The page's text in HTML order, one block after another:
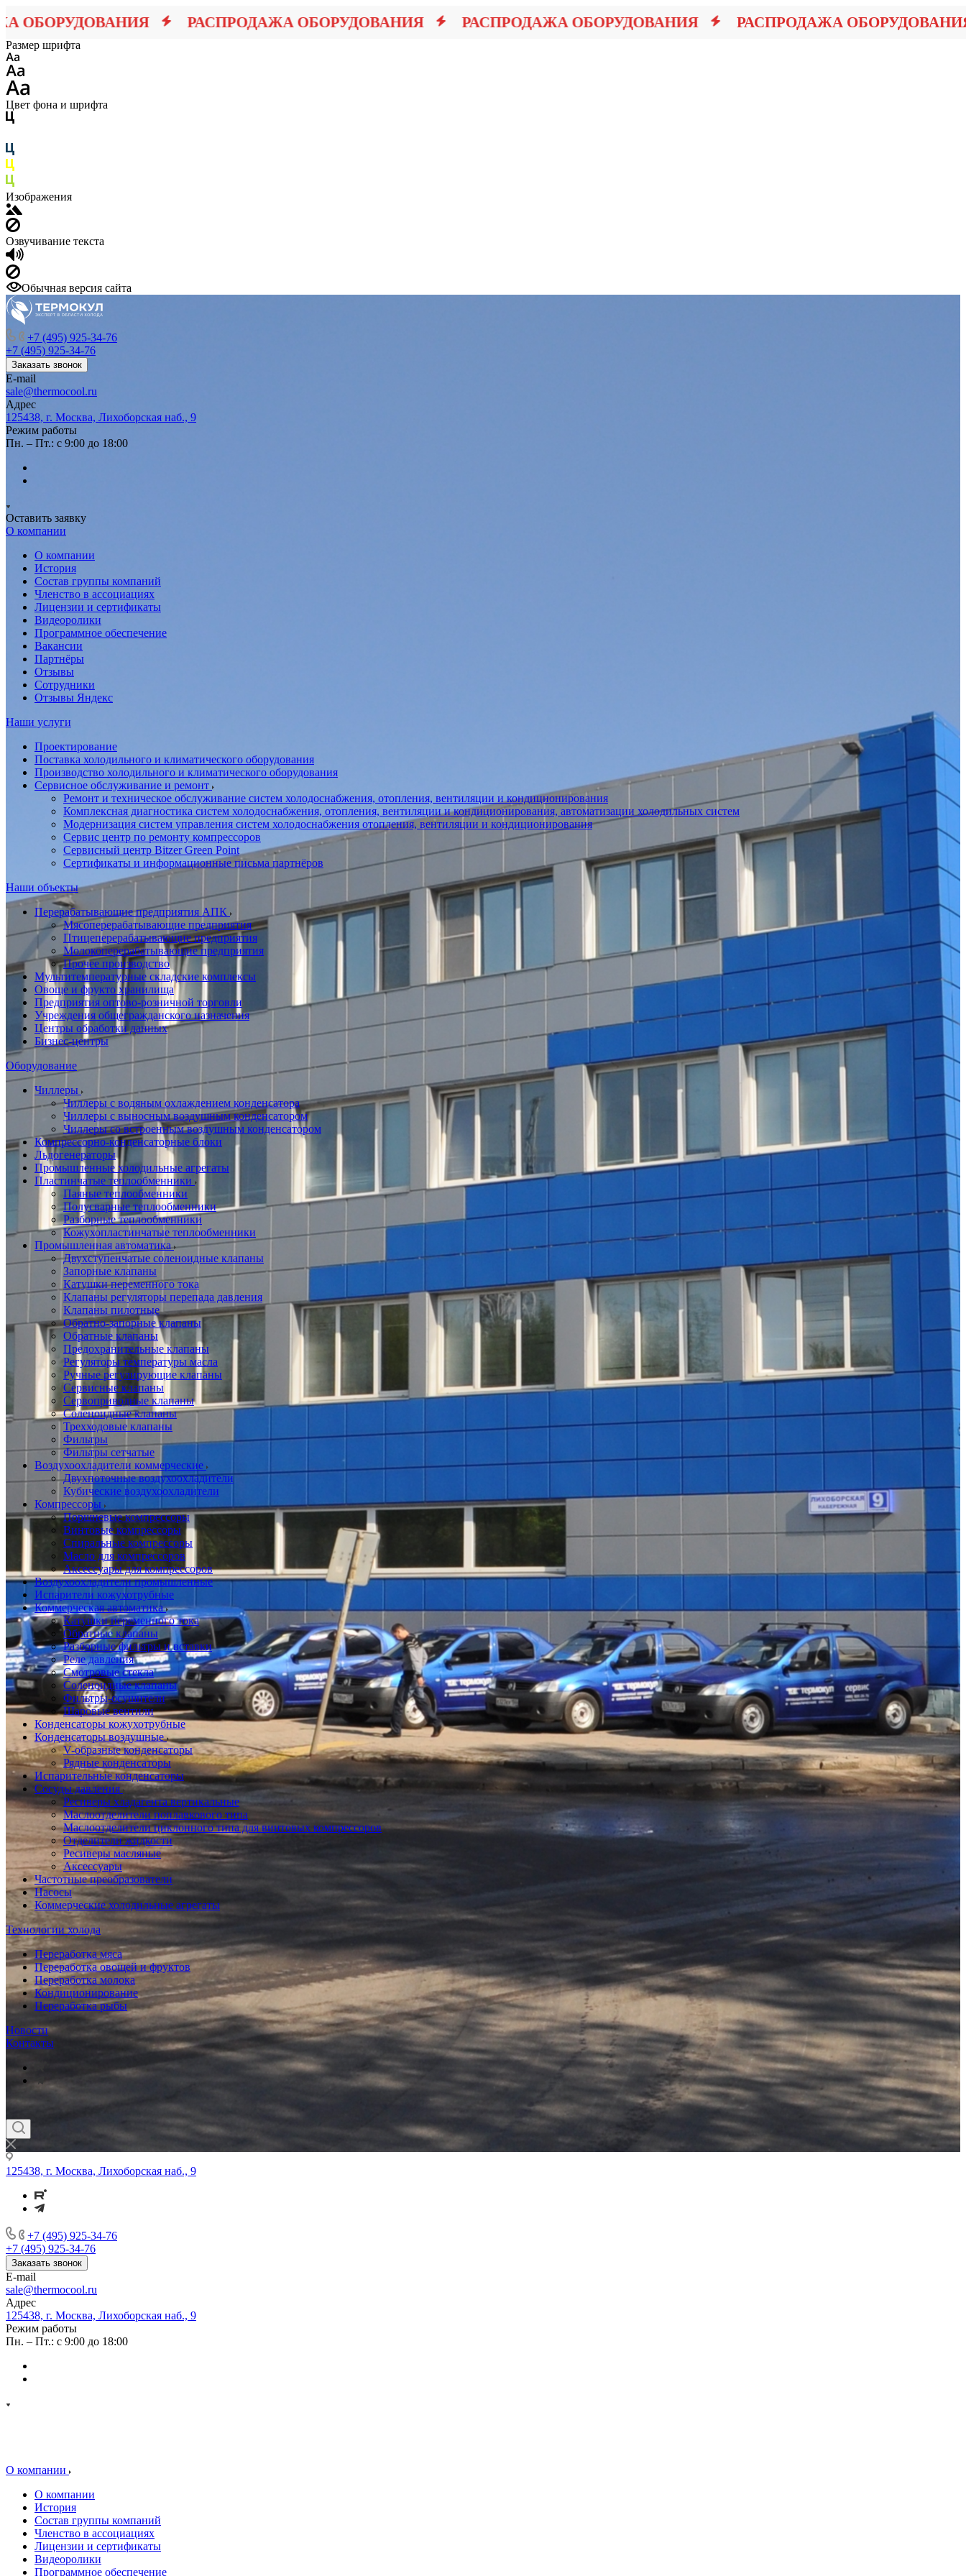
РАСПРОДАЖА ОБОРУДОВАНИЯ РАСПРОДАЖА ОБОРУДОВАНИЯ РАСПРОДАЖА ОБОРУДОВАНИЯ
Размер шрифта
Цвет фона и шрифта
Изображения
Озвучивание текста
Обычная версия сайта
+7 (495) 925-34-76
+7 (495) 925-34-76
Заказать звонок
E-mail
sale@thermocool.ru
Адрес
125438, г. Москва, Лихоборская наб., 9
Режим работы
Пн. – Пт.: с 9:00 до 18:00
Оставить заявку
О компании
О компании
История
Состав группы компаний
Членство в ассоциациях
Лицензии и сертификаты
Видеоролики
Программное обеспечение
Вакансии
Партнёры
Отзывы
Сотрудники
Отзывы Яндекс
Наши услуги
Проектирование
Поставка холодильного и климатического оборудования
Производство холодильного и климатического оборудования
Сервисное обслуживание и ремонт
Ремонт и техническое обслуживание систем холодоснабжения, отопления, вентиляции и кондиционирования
Комплексная диагностика систем холодоснабжения, отопления, вентиляции и кондиционирования, автоматизации холодильных систем
Модернизация систем управления систем холодоснабжения отопления, вентиляции и кондиционирования
Сервис центр по ремонту компрессоров
Сервисный центр Bitzer Green Point
Сертификаты и информационные письма партнёров
Наши объекты
Перерабатывающие предприятия АПК
Мясоперерабатывающие предприятия
Птицеперерабатывающие предприятия
Молокоперерабатывающие предприятия
Прочее производство
Мультитемпературные складские комплексы
Овоще и фрукто хранилища
Предприятия оптово-розничной торговли
Учреждения общегражданского назначения
Центры обработки данных
Бизнес-центры
Оборудование
Чиллеры
Чиллеры с водяным охлаждением конденсатора
Чиллеры с выносным воздушным конденсатором
Чиллеры со встроенным воздушным конденсатором
Компрессорно-конденсаторные блоки
Льдогенераторы
Промышленные холодильные агрегаты
Пластинчатые теплообменники
Паяные теплообменники
Полусварные теплообменники
Разборные теплообменники
Кожухопластинчатые теплообменники
Промышленная автоматика
Двухступенчатые соленоидные клапаны
Запорные клапаны
Катушки переменного тока
Клапаны регуляторы перепада давления
Клапаны пилотные
Обратно-запорные клапаны
Обратные клапаны
Предохранительные клапаны
Регуляторы температуры масла
Ручные регулирующие клапаны
Сервисные клапаны
Сервоприводные клапаны
Соленоидные клапаны
Трехходовые клапаны
Фильтры
Фильтры сетчатые
Воздухоохладители коммерческие
Двухпоточные воздухоохладители
Кубические воздухоохладители
Компрессоры
Поршневые компрессоры
Винтовые компрессоры
Спиральные компрессоры
Масло для компрессоров
Аксессуары для компрессоров
Воздухоохладители промышленные
Испарители кожухотрубные
Коммерческая автоматика
Катушки переменного тока
Обратные клапаны
Разборные фильтры и вставки
Реле давления
Смотровые стекла
Соленоидные клапаны
Фильтры-осушители
Шаровые вентили
Конденсаторы кожухотрубные
Конденсаторы воздушные
V-образные конденсаторы
Рядные конденсаторы
Испарительные конденсаторы
Сосуды давления
Ресиверы хладагента вертикальные
Маслоотделители поплавкового типа
Маслоотделители циклонного типа для винтовых компрессоров
Отделители жидкости
Ресиверы масляные
Аксессуары
Частотные преобразователи
Насосы
Коммерческие холодильные агрегаты
Технологии холода
Переработка мяса
Переработка овощей и фруктов
Переработка молока
Кондиционирование
Переработка рыбы
Новости
Контакты
125438, г. Москва, Лихоборская наб., 9
+7 (495) 925-34-76
+7 (495) 925-34-76
Заказать звонок
E-mail
sale@thermocool.ru
Адрес
125438, г. Москва, Лихоборская наб., 9
Режим работы
Пн. – Пт.: с 9:00 до 18:00
О компании
О компании
История
Состав группы компаний
Членство в ассоциациях
Лицензии и сертификаты
Видеоролики
Программное обеспечение